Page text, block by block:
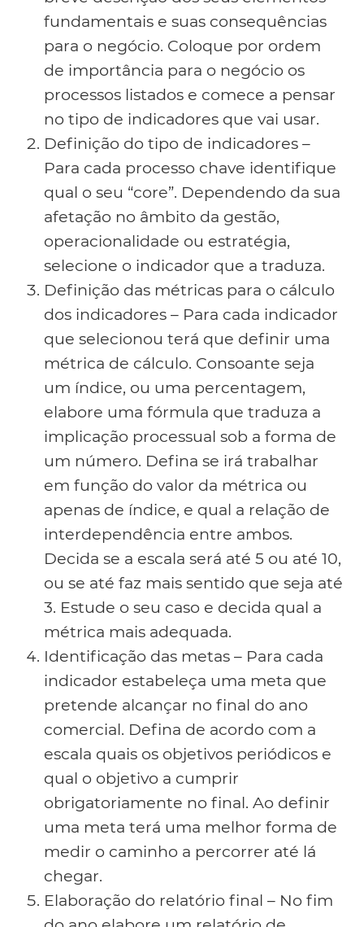
fundamentais e suas consequências
para o negócio. Coloque por ordem
de importância para o negócio os
processos listados e comece a pensar
no tipo de indicadores que vai usar.
Definição do tipo de indicadores –
Para cada processo chave identifique
qual o seu “core”. Dependendo da sua
afetação no âmbito da gestão,
operacionalidade ou estratégia,
selecione o indicador que a traduza.
Definição das métricas para o cálculo
dos indicadores – Para cada indicador
que selecionou terá que definir uma
métrica de cálculo. Consoante seja
um índice, ou uma percentagem,
elabore uma fórmula que traduza a
implicação processual sob a forma de
um número. Defina se irá trabalhar
em função do valor da métrica ou
apenas de índice, e qual a relação de
interdependência entre ambos.
Decida se a escala será até 5 ou até 10,
ou se até faz mais sentido que seja até
3. Estude o seu caso e decida qual a
métrica mais adequada.
Identificação das metas – Para cada
indicador estabeleça uma meta que
pretende alcançar no final do ano
comercial. Defina de acordo com a
escala quais os objetivos periódicos e
qual o objetivo a cumprir
obrigatoriamente no final. Ao definir
uma meta terá uma melhor forma de
medir o caminho a percorrer até lá
chegar.
Elaboração do relatório final – No fim